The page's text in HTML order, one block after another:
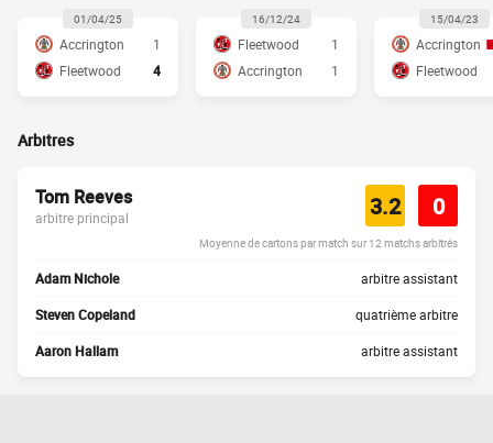
01/04/25
Accrington
1
Fleetwood
4
16/12/24
Fleetwood
1
Accrington
1
15/04/23
Accrington
Fleetwood
Arbitres
Tom Reeves
arbitre principal 3.2 0
Moyenne de cartons par match sur 12 matchs arbitrés
Adam Nichole arbitre assistant
Steven Copeland quatrième arbitre
Aaron Hallam arbitre assistant